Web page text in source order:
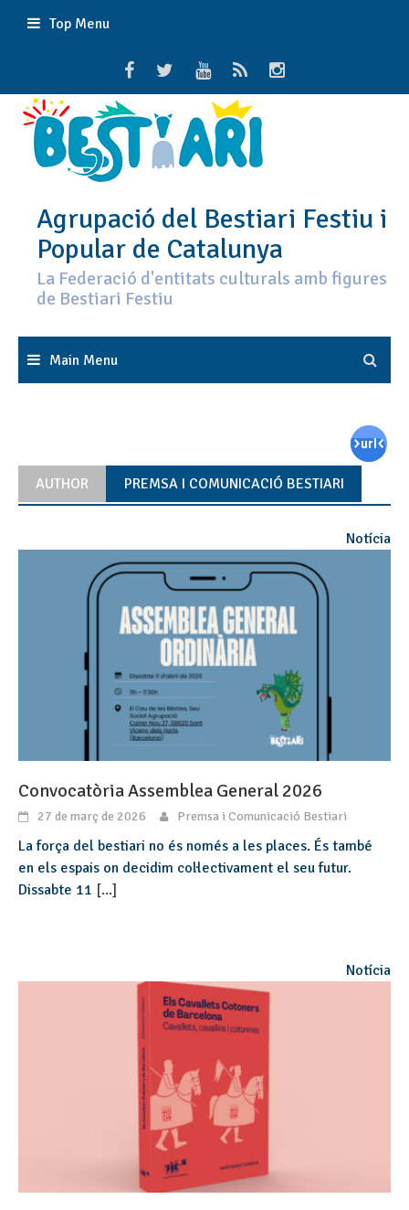
Top Menu
Agrupació del Bestiari Festiu i
Popular de Catalunya
La Federació d'entitats culturals amb figures
de Bestiari Festiu
Main Menu
AUTHOR PREMSA I COMUNICACIÓ BESTIARI
Notícia
Convocatòria Assemblea General 2026
27 de març de 2026 Premsa i Comunicació Bestiari
La força del bestiari no és només a les places. És també
en els espais on decidim col·lectivament el seu futur.
Dissabte 11 [...]
Notícia